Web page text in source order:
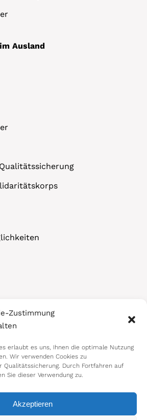
Zustimmung
erlaubt es uns, Ihnen die optimale Nutzung
Wir verwenden Cookies zu
Qualitätssicherung. Durch Fortfahren auf
Sie dieser Verwendung zu.
Akzeptieren
Ausland